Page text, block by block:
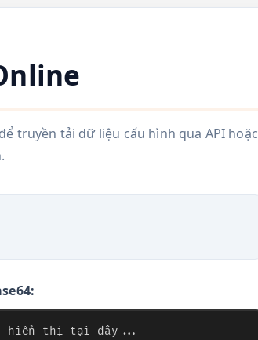
truyền tải dữ liệu cấu hình qua API hoặc